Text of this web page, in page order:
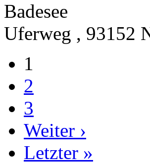
Badesee
Uferweg , 93152
1
2
3
Weiter ›
Letzter »